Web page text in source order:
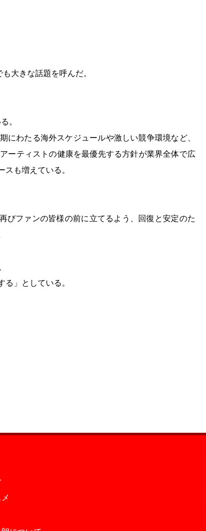
大きな話題を呼んだ。
。
にわたる海外スケジュールや激しい競争環境など、
ーティストの健康を最優先する方針が業界全体で広
も増えている。
ファンの皆様の前に立てるよう、回復と安定のた
」としている。